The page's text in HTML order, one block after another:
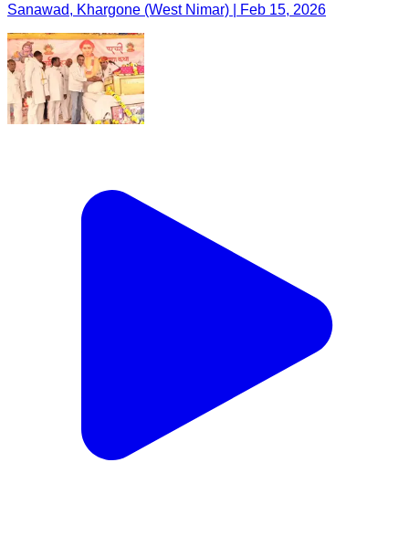
Sanawad, Khargone (West Nimar) | Feb 15, 2026